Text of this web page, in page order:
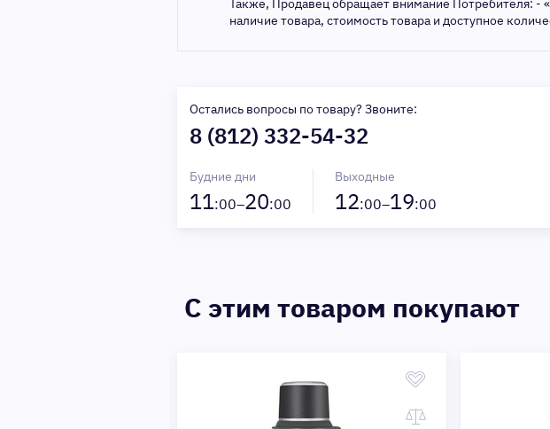
Также, Продавец обращает внимание Потребителя: -
наличие товара, стоимость товара и доступное
Остались вопросы по товару? Звоните:
8 (812) 332-54-32
Будние дни
11:00–20:00
Выходные
12:00–19:00
C этим товаром покупают